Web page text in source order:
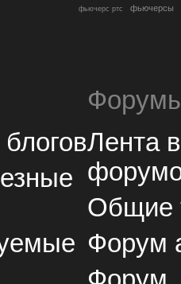
фьючерс ртс фьючерсы
Лента
Общие
Форум